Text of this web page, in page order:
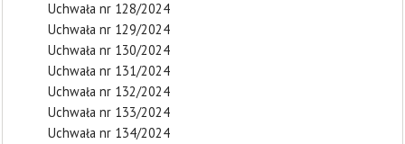
Uchwała nr 128/2024
Uchwała nr 129/2024
Uchwała nr 130/2024
Uchwała nr 131/2024
Uchwała nr 132/2024
Uchwała nr 133/2024
Uchwała nr 134/2024